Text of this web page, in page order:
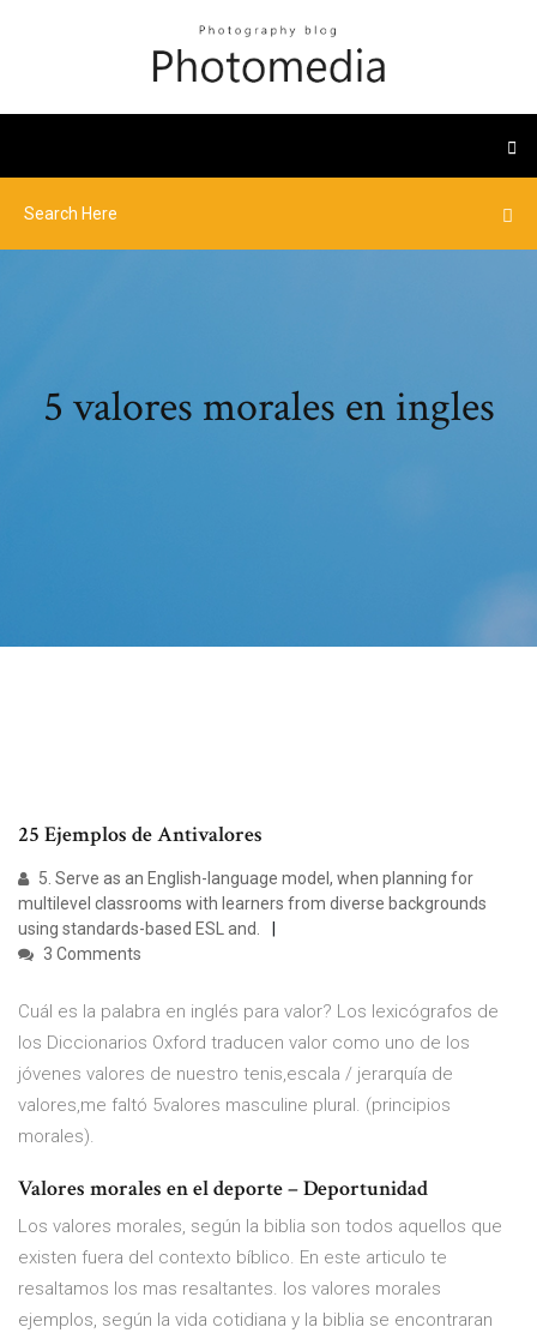
5 valores morales en ingles
25 Ejemplos de Antivalores
5. Serve as an English-language model, when planning for
multilevel classrooms with learners from diverse backgrounds
using standards-based ESL and.
3 Comments
Cuál es la palabra en inglés para valor? Los lexicógrafos de
los Diccionarios Oxford traducen valor como uno de los
jóvenes valores de nuestro tenis,escala / jerarquía de
valores,me faltó 5valores masculine plural. (principios
morales).
Valores morales en el deporte – Deportunidad
Los valores morales, según la biblia son todos aquellos que
existen fuera del contexto bíblico. En este articulo te
resaltamos los mas resaltantes. los valores morales
ejemplos, según la vida cotidiana y la biblia se encontraran